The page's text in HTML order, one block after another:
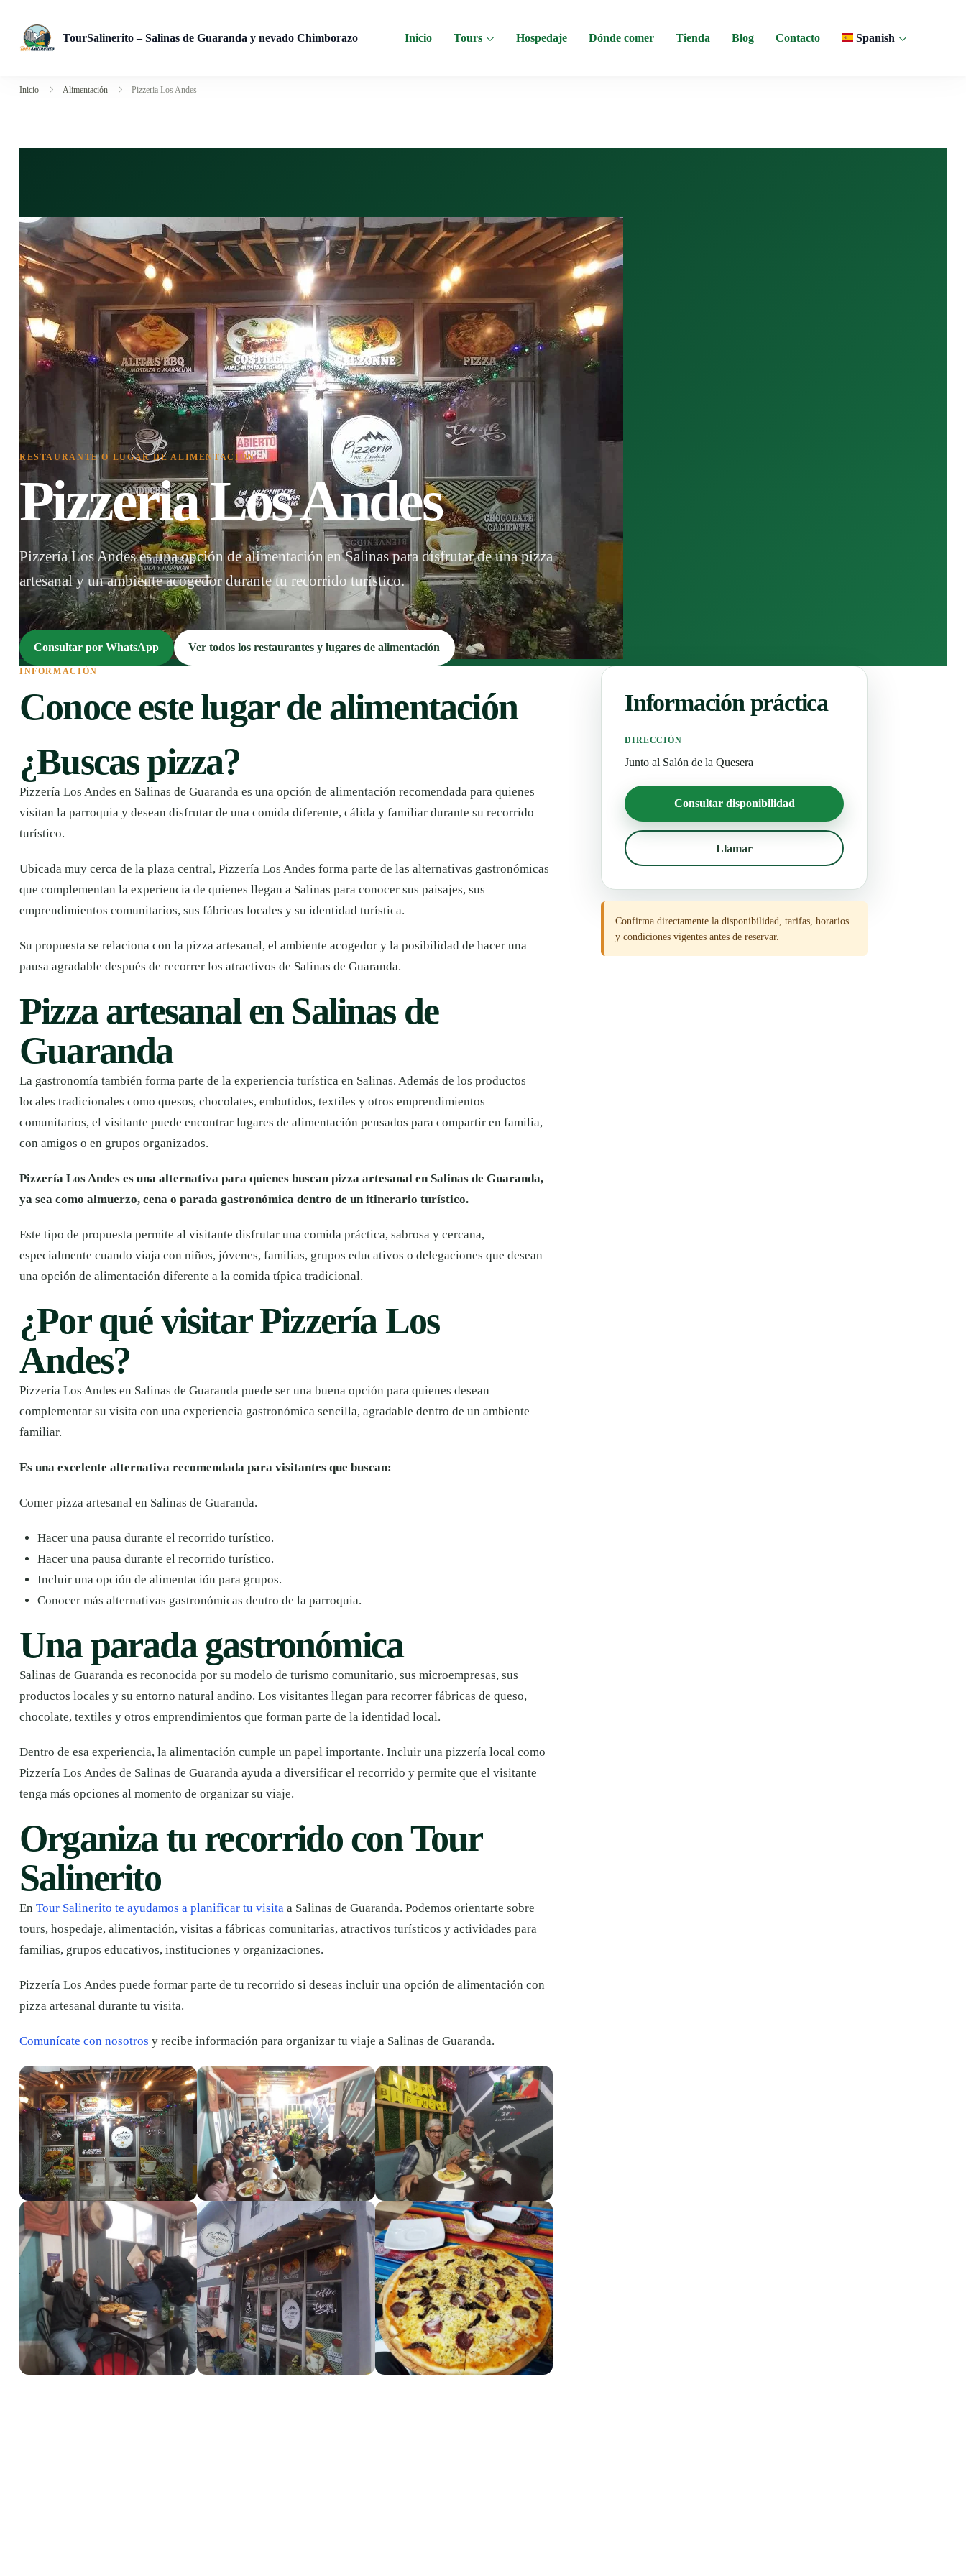
TourSalinerito – Salinas de Guaranda y nevado Chimborazo Inicio Tours Hospedaje Dónde comer Tienda Blog Contacto Spanish
Inicio Alimentación Pizzeria Los Andes
RESTAURANTE O LUGAR DE ALIMENTACIÓN
Pizzeria Los Andes
Pizzería Los Andes es una opción de alimentación en Salinas para disfrutar de una pizza
artesanal y un ambiente acogedor durante tu recorrido turístico.
Consultar por WhatsApp Ver todos los restaurantes y lugares de alimentación
INFORMACIÓN
Conoce este lugar de alimentación
¿Buscas pizza?
Pizzería Los Andes en Salinas de Guaranda es una opción de alimentación recomendada para quienes
visitan la parroquia y desean disfrutar de una comida diferente, cálida y familiar durante su recorrido
turístico.
Ubicada muy cerca de la plaza central, Pizzería Los Andes forma parte de las alternativas gastronómicas
que complementan la experiencia de quienes llegan a Salinas para conocer sus paisajes, sus
emprendimientos comunitarios, sus fábricas locales y su identidad turística.
Su propuesta se relaciona con la pizza artesanal, el ambiente acogedor y la posibilidad de hacer una
pausa agradable después de recorrer los atractivos de Salinas de Guaranda.
Pizza artesanal en Salinas de
Guaranda
La gastronomía también forma parte de la experiencia turística en Salinas. Además de los productos
locales tradicionales como quesos, chocolates, embutidos, textiles y otros emprendimientos
comunitarios, el visitante puede encontrar lugares de alimentación pensados para compartir en familia,
con amigos o en grupos organizados.
Pizzería Los Andes es una alternativa para quienes buscan pizza artesanal en Salinas de Guaranda,
ya sea como almuerzo, cena o parada gastronómica dentro de un itinerario turístico.
Este tipo de propuesta permite al visitante disfrutar una comida práctica, sabrosa y cercana,
especialmente cuando viaja con niños, jóvenes, familias, grupos educativos o delegaciones que desean
una opción de alimentación diferente a la comida típica tradicional.
¿Por qué visitar Pizzería Los
Andes?
Pizzería Los Andes en Salinas de Guaranda puede ser una buena opción para quienes desean
complementar su visita con una experiencia gastronómica sencilla, agradable dentro de un ambiente
familiar.
Es una excelente alternativa recomendada para visitantes que buscan:
Comer pizza artesanal en Salinas de Guaranda.
Hacer una pausa durante el recorrido turístico.
Hacer una pausa durante el recorrido turístico.
Incluir una opción de alimentación para grupos.
Conocer más alternativas gastronómicas dentro de la parroquia.
Una parada gastronómica
Salinas de Guaranda es reconocida por su modelo de turismo comunitario, sus microempresas, sus
productos locales y su entorno natural andino. Los visitantes llegan para recorrer fábricas de queso,
chocolate, textiles y otros emprendimientos que forman parte de la identidad local.
Dentro de esa experiencia, la alimentación cumple un papel importante. Incluir una pizzería local como
Pizzería Los Andes de Salinas de Guaranda ayuda a diversificar el recorrido y permite que el visitante
tenga más opciones al momento de organizar su viaje.
Organiza tu recorrido con Tour
Salinerito
En Tour Salinerito te ayudamos a planificar tu visita a Salinas de Guaranda. Podemos orientarte sobre
tours, hospedaje, alimentación, visitas a fábricas comunitarias, atractivos turísticos y actividades para
familias, grupos educativos, instituciones y organizaciones.
Pizzería Los Andes puede formar parte de tu recorrido si deseas incluir una opción de alimentación con
pizza artesanal durante tu visita.
Comunícate con nosotros y recibe información para organizar tu viaje a Salinas de Guaranda.
Información práctica
DIRECCIÓN
Junto al Salón de la Quesera
Consultar disponibilidad
Llamar
Confirma directamente la disponibilidad, tarifas, horarios
y condiciones vigentes antes de reservar.